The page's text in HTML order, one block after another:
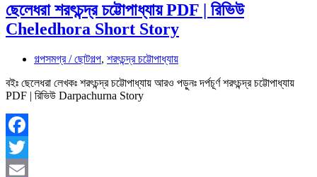
ছেলেধরা শরৎচন্দ্র চট্টোপাধ্যায় PDF | রিভিউ
Cheledhora Short Story
গল্পসমগ্র / ছোটগল্প, শরৎচন্দ্র চট্টোপাধ্যায়
বইঃ ছেলেধরা লেখকঃ শরৎচন্দ্র চট্টোপাধ্যায় আরও পড়ুনঃ দর্পচূর্ণ শরৎচন্দ্র চট্টোপাধ্যায়
PDF | রিভিউ Darpachurna Story
Facebook
Twitter